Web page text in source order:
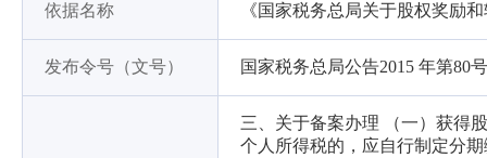
依据名称 《国家税务总局关于股权奖励
发布令号（文号） 国家税务总局公告2015 年第80号
三、关于备案办理 （一）获得
个人所得税的，应自行制定分